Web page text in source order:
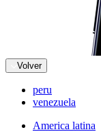
Volver
peru
venezuela
America latina